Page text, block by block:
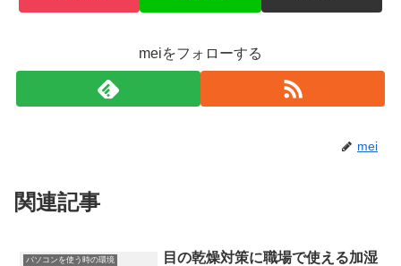
meiをフォローする
mei
関連記事
パソコンを使う時の環境
目の乾燥対策に職場で使える加湿